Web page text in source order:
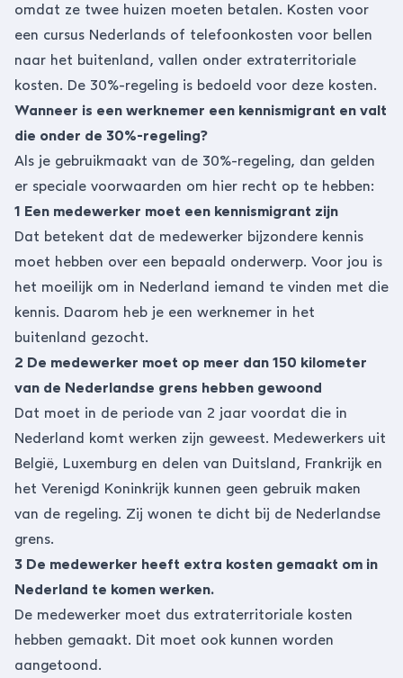
omdat ze twee huizen moeten betalen. Kosten voor
een cursus Nederlands of telefoonkosten voor bellen
naar het buitenland, vallen onder extraterritoriale
kosten. De 30%-regeling is bedoeld voor deze kosten.
Wanneer is een werknemer een kennismigrant en valt
die onder de 30%-regeling?
Als je gebruikmaakt van de 30%-regeling, dan gelden
er speciale voorwaarden om hier recht op te hebben:
1 Een medewerker moet een kennismigrant zijn
Dat betekent dat de medewerker bijzondere kennis
moet hebben over een bepaald onderwerp. Voor jou is
het moeilijk om in Nederland iemand te vinden met die
kennis. Daarom heb je een werknemer in het
buitenland gezocht.
2 De medewerker moet op meer dan 150 kilometer
van de Nederlandse grens hebben gewoond
Dat moet in de periode van 2 jaar voordat die in
Nederland komt werken zijn geweest. Medewerkers uit
België, Luxemburg en delen van Duitsland, Frankrijk en
het Verenigd Koninkrijk kunnen geen gebruik maken
van de regeling. Zij wonen te dicht bij de Nederlandse
grens.
3 De medewerker heeft extra kosten gemaakt om in
Nederland te komen werken.
De medewerker moet dus extraterritoriale kosten
hebben gemaakt. Dit moet ook kunnen worden
aangetoond.